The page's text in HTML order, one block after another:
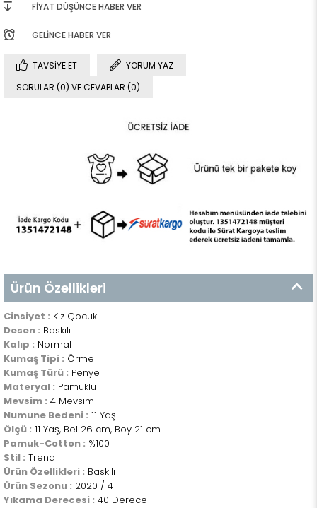
FIYAT DÜŞÜNCE HABER VER
GELINCE HABER VER
TAVSIYE ET
YORUM YAZ
SORULAR (0) VE CEVAPLAR (0)
Ürün Özellikleri
Cinsiyet : Kız Çocuk
Desen : Baskılı
Kalıp : Normal
Kumaş Tipi : Örme
Kumaş Türü : Penye
Materyal : Pamuklu
Mevsim : 4 Mevsim
Numune Bedeni : 11 Yaş
Ölçü : 11 Yaş, Bel 26 cm, Boy 21 cm
Pamuk-Cotton : %100
Stil : Trend
Ürün Özellikleri : Baskılı
Ürün Sezonu : 2020 / 4
Yıkama Derecesi : 40 Derece